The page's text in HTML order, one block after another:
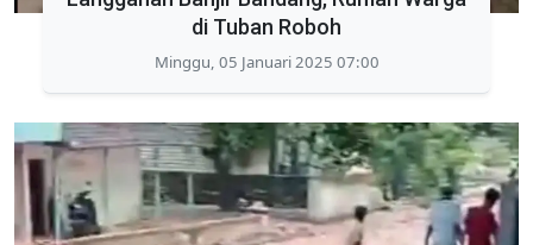
di Tuban Roboh
Minggu, 05 Januari 2025 07:00